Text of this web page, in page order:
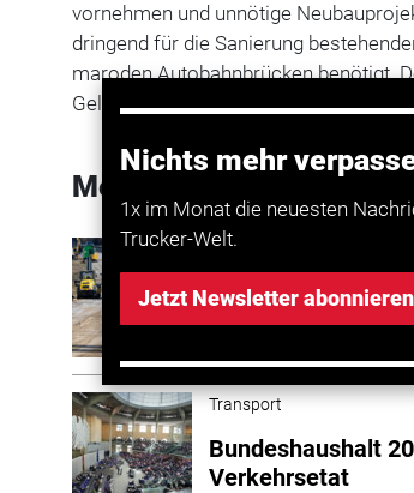
Nichts mehr
1x im Monat die neuesten
Trucker-Welt.
Jetzt Newsletter abonnieren
vornehmen und unnötige
dringend für die Sanierung
maroden Autobahnbrücken benötigt.
Geld."
Mehr zum Thema
Transport
Milliardenlücke im
vor Stillstand bei
Transport
Bundeshaushalt
Verkehrsetat